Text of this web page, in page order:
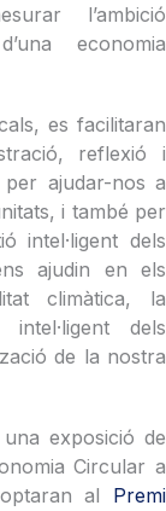
l’ambició
economia
es facilitaran
reflexió i
ajudar-nos a
i també per
intel·ligent dels
ajudin en els
climàtica, la
dels
de la nostra
exposició de
Circular a
al Premi